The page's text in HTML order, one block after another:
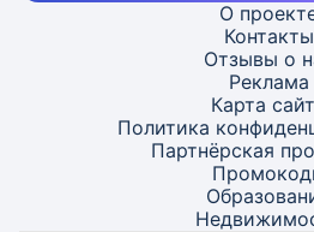
О
Контакты
Отзывы о
Реклама
Карта
Политика
Партнёрская